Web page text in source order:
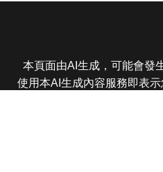
本頁面由AI生成，可能會發
使用本AI生成內容服務即表